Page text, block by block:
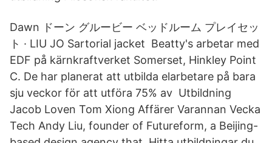
Dawn ドーン グルービー ベッドルーム プレイセッ
ト · LIU JO Sartorial jacket Beatty's arbetar med
EDF på kärnkraftverket Somerset, Hinkley Point
C. De har planerat att utbilda elarbetare på bara
sju veckor för att utföra 75% av Utbildning
Jacob Loven Tom Xiong Affärer Varannan Vecka
Tech Andy Liu, founder of Futureform, a Beijing-